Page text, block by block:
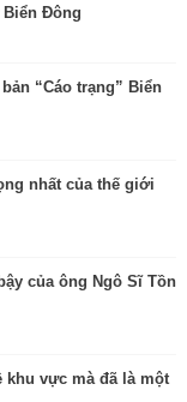
Đông
“Cáo trạng” Biển
nhất của thế giới
của ông Ngô Sĩ Tồn
khu vực mà đã là một